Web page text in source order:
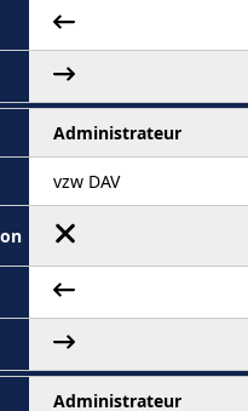
Administrateur
vzw DAV
Administrateur